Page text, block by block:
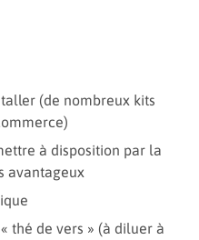
(de nombreux kits
à disposition par la
avantageux
thé de vers » (à diluer à